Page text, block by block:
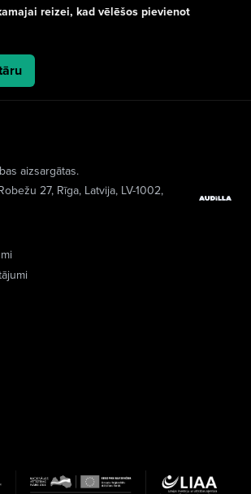
reizei, kad vēlēšos pievienot
aizsargātas.
27, Rīga, Latvija, LV-1002,